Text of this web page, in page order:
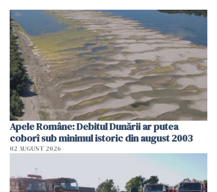
Apele Române: Debitul Dunării ar putea
coborî sub minimul istoric din august 2003
02 AUGUST 2026